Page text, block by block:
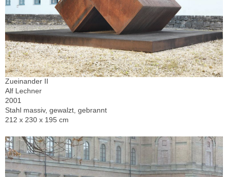
Zueinander II
Alf Lechner
2001
Stahl massiv, gewalzt, gebrannt
212 x 230 x 195 cm